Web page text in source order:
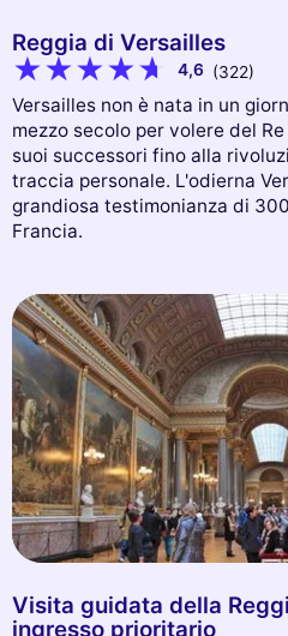
Reggia di Versailles
4,6 (322)
Versailles non è nata in un
mezzo secolo per volere del
suoi successori fino alla
traccia personale. L'odierna
grandiosa testimonianza di
Francia.
Visita guidata della
ingresso prioritario